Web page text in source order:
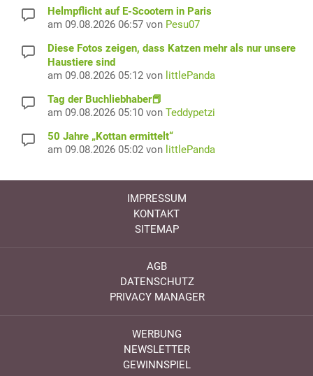
Helmpflicht auf E-Scootern in Paris
am 09.08.2026 06:57 von Pesu07
Diese Fotos zeigen, dass Katzen mehr als nur unsere
Haustiere sind
am 09.08.2026 05:12 von littlePanda
Tag der Buchliebhaber📕
am 09.08.2026 05:10 von Teddypetzi
50 Jahre „Kottan ermittelt“
am 09.08.2026 05:02 von littlePanda
IMPRESSUM
KONTAKT
SITEMAP
AGB
DATENSCHUTZ
PRIVACY MANAGER
WERBUNG
NEWSLETTER
GEWINNSPIEL